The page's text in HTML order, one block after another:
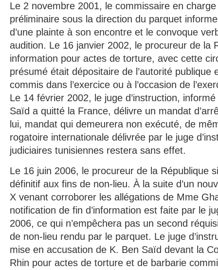
Le 2 novembre 2001, le commissaire en charge
préliminaire sous la direction du parquet
d’une plainte à son encontre et le convoque
audition. Le 16 janvier 2002, le procureur de la
information pour actes de torture, avec cette
présumé était dépositaire de l’autorité publique
commis dans l’exercice ou à l’occasion de
Le 14 février 2002, le juge d’instruction,
Saïd a quitté la France, délivre un mandat
lui, mandat qui demeurera non exécuté, de
rogatoire internationale délivrée par le juge
judiciaires tunisiennes restera sans effet.
Le 16 juin 2006, le procureur de la République
définitif aux fins de non-lieu. À la suite d’un
X venant corroborer les allégations de Mme
notification de fin d’information est faite par le
2006, ce qui n’empêchera pas un second
de non-lieu rendu par le parquet. Le juge
mise en accusation de K. Ben Saïd devant la
Rhin pour actes de torture et de barbarie